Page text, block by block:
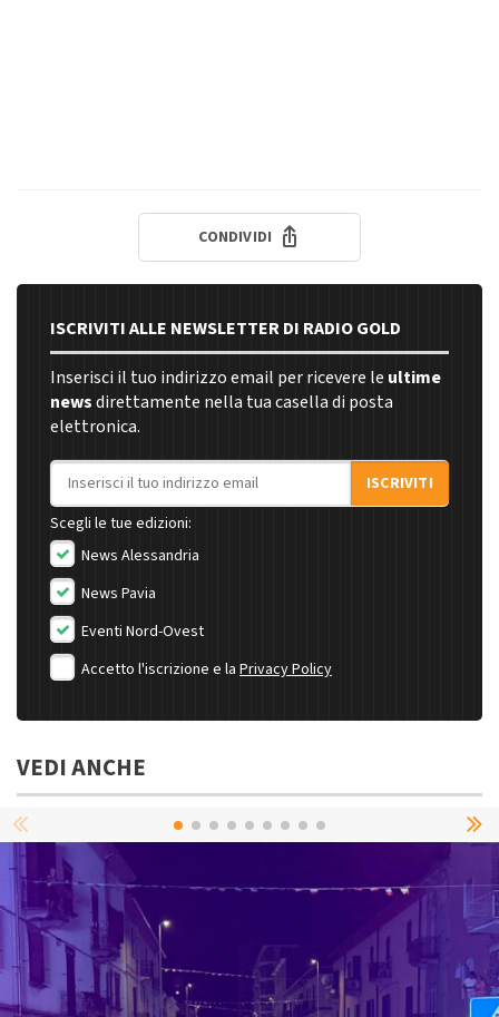
CONDIVIDI
ISCRIVITI ALLE NEWSLETTER DI RADIO GOLD
Inserisci il tuo indirizzo email per ricevere le ultime
newsdirettamente nella tua casella di posta
elettronica.
Indirizzo email
ISCRIVITI
Scegli le tue edizioni:
News Alessandria
News Pavia
Eventi Nord-Ovest
Accetto l'iscrizione e la Privacy Policy
VEDI ANCHE